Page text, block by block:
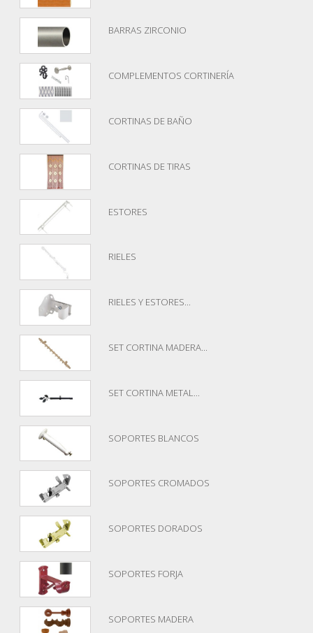
BARRAS ZIRCONIO
COMPLEMENTOS CORTINERÍA
CORTINAS DE BAÑO
CORTINAS DE TIRAS
ESTORES
RIELES
RIELES Y ESTORES...
SET CORTINA MADERA...
SET CORTINA METAL...
SOPORTES BLANCOS
SOPORTES CROMADOS
SOPORTES DORADOS
SOPORTES FORJA
SOPORTES MADERA